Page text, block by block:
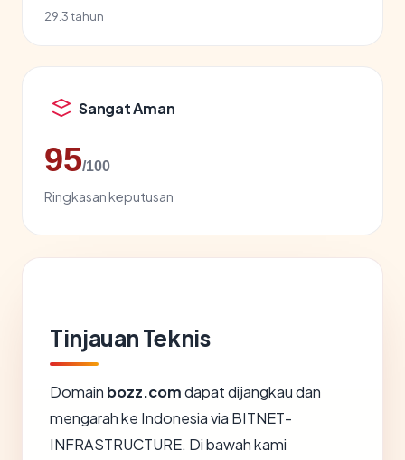
29.3 tahun
Sangat Aman
95/100
Ringkasan keputusan
Tinjauan Teknis
Domain bozz.comdapat dijangkau dan
mengarah ke Indonesia via BITNET-
INFRASTRUCTURE. Di bawah kami